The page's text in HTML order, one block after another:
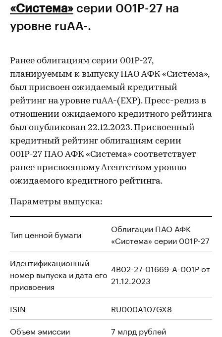
«Система» серии 001Р-27 на
уровне ruAA-.
Ранее облигациям серии 001Р-27,
планируемым к выпуску ПАО АФК «Система»,
был присвоен ожидаемый кредитный
рейтинг на уровне ruАА-(EXP). Пресс-релиз в
отношении ожидаемого кредитного рейтинга
был опубликован 22.12.2023. Присвоенный
кредитный рейтинг облигациям серии
001Р-27 ПАО АФК «Система» соответствует
ранее присвоенному Агентством уровню
ожидаемого кредитного рейтинга.
Параметры выпуска:
Тип ценной бумаги
Облигации ПАО АФК
«Система» серии 001Р-27
Идентификационный
номер выпуска и дата его
присвоения
4B02-27-01669-A-001P от
21.12.2023
ISIN
RU000A107GX8
Объем эмиссии
7 млрд рублей